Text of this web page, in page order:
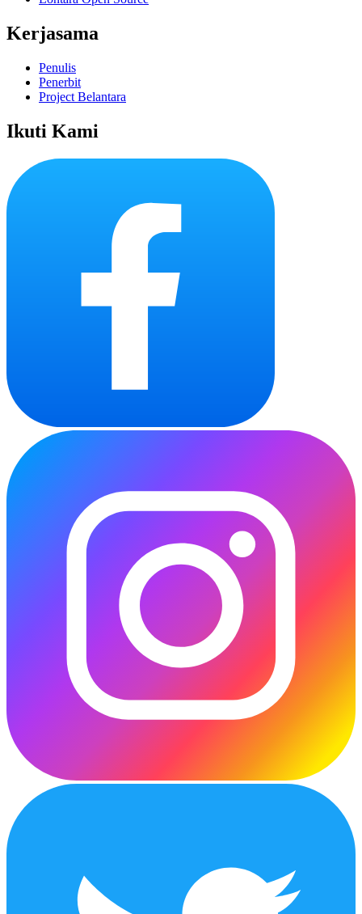
Kerjasama
Penulis
Penerbit
Project Belantara
Ikuti Kami